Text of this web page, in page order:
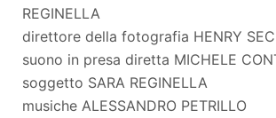
REGINELLA
direttore della fotografia HENRY
suono in presa diretta MICHELE
soggetto SARA REGINELLA
musiche ALESSANDRO PETRILLO